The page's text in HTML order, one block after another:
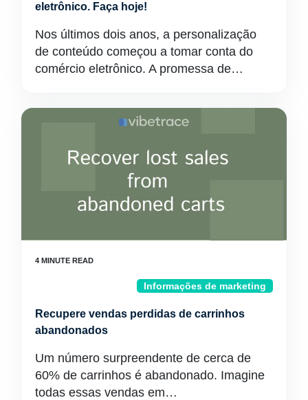
eletrônico. Faça hoje!
Nos últimos dois anos, a personalização
de conteúdo começou a tomar conta do
comércio eletrônico. A promessa de…
Informações de marketing
Recupere vendas perdidas de carrinhos
abandonados
Um número surpreendente de cerca de
60% de carrinhos é abandonado. Imagine
todas essas vendas em…